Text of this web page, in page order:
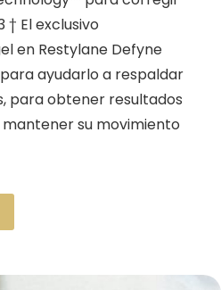
El exclusivo
en Restylane Defyne
ayudarlo a respaldar
para obtener resultados
su movimiento